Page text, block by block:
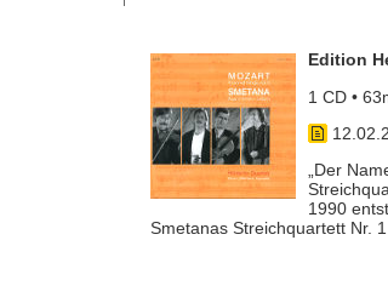
Edition
1 CD •
„Der
1990
Smetanas Streichquartett Nr.